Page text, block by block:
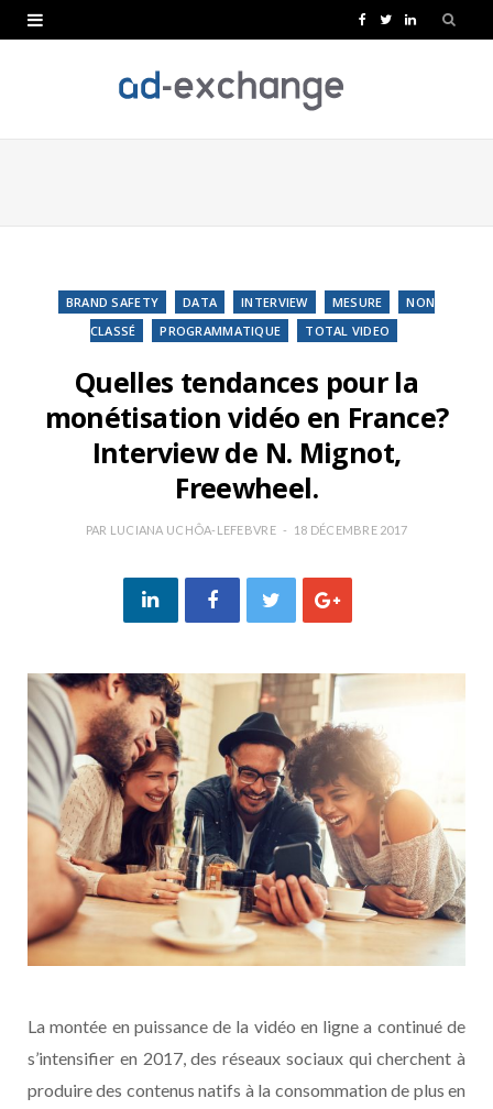
e
k
T
t
L
k
n
BRAND SAFETY DATA INTERVIEW MESURE
NON
CLASSÉ
PROGRAMMATIQUE TOTAL VIDEO
Quelles tendances pour la
monétisation vidéo en France?
Interview de N. Mignot,
Freewheel.
PAR LUCIANA UCHÔA-LEFEBVRE 18 DÉCEMBRE 2017
La montée en puissance de la vidéo en ligne a continué de
s’intensifier en 2017, des réseaux sociaux qui cherchent à
produire des contenus natifs à la consommation de plus en